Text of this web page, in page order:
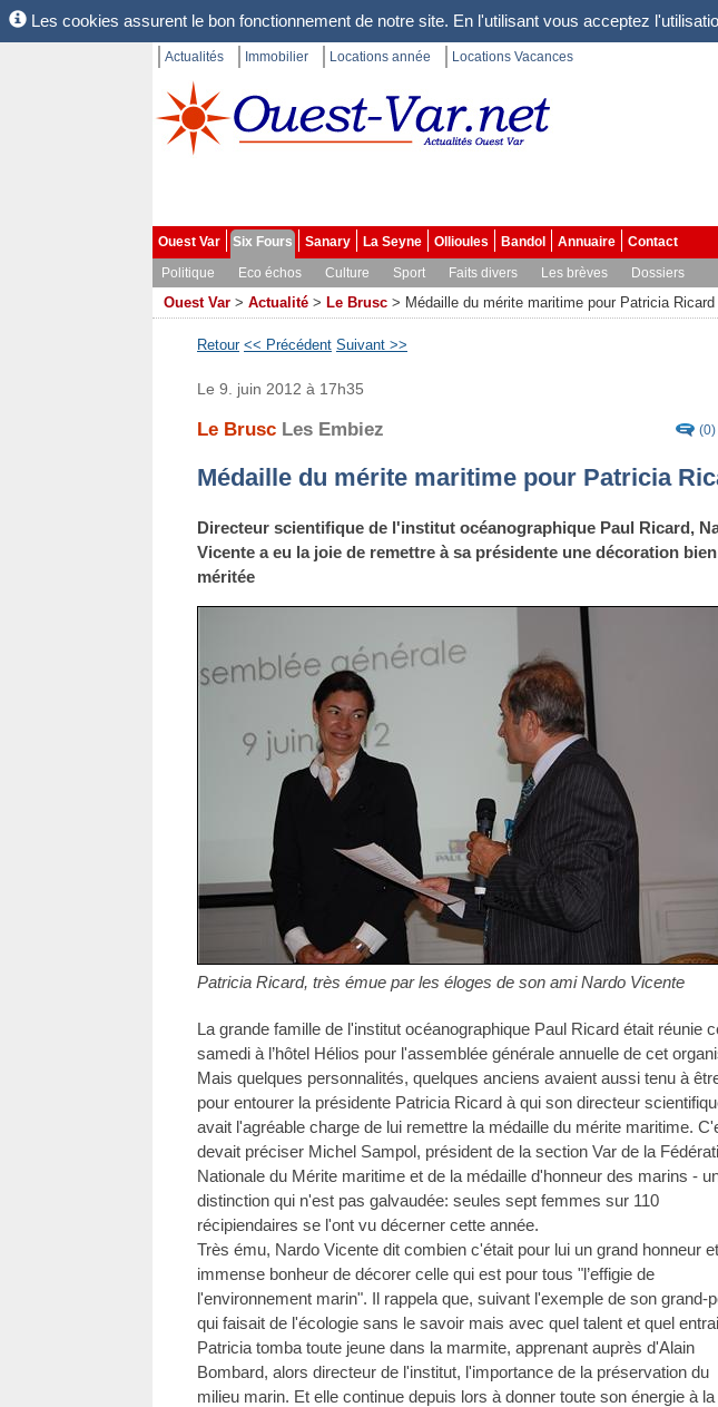
Les cookies assurent le bon fonctionnement de notre site. En l'utilisant vous acceptez
Actualités Immobilier Locations année Locations Vacances
Ouest Var Six Fours Sanary La Seyne Ollioules Bandol Annuaire
Contact
Politique
Eco échos Culture Sport Faits divers Les brèves Dossiers
Ouest Var > Actualité > Le Brusc > Médaille du mérite maritime pour Patricia Ricard
Retour << Précédent Suivant >>
(0)
Le 9. juin 2012 à 17h35
Le Brusc Les Embiez
Médaille du mérite maritime pour Patricia
Directeur scientifique de l'institut océanographique Paul Ricard,
Vicente a eu la joie de remettre à sa présidente une décoration
méritée
Patricia Ricard, très émue par les éloges de son ami Nardo Vicente
La grande famille de l'institut océanographique Paul Ricard était réunie
samedi à l’hôtel Hélios pour l'assemblée générale annuelle de cet
Mais quelques personnalités, quelques anciens avaient aussi tenu à
pour entourer la présidente Patricia Ricard à qui son directeur
avait l'agréable charge de lui remettre la médaille du mérite maritime.
devait préciser Michel Sampol, président de la section Var de la
Nationale du Mérite maritime et de la médaille d'honneur des marins -
distinction qui n'est pas galvaudée: seules sept femmes sur 110
récipiendaires se l'ont vu décerner cette année.
Très ému, Nardo Vicente dit combien c'était pour lui un grand honneur
immense bonheur de décorer celle qui est pour tous "l’effigie de
l'environnement marin". Il rappela que, suivant l'exemple de son grand-
qui faisait de l'écologie sans le savoir mais avec quel talent et quel
Patricia tomba toute jeune dans la marmite, apprenant auprès d'Alain
Bombard, alors directeur de l'institut, l'importance de la préservation du
milieu marin. Et elle continue depuis lors à donner toute son énergie à la